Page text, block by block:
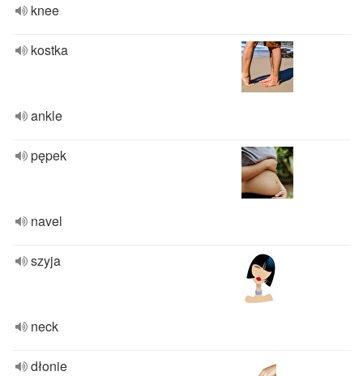
knee
kostka
ankle
pępek
navel
szyja
neck
dłonie